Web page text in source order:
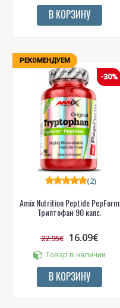
В КОРЗИНУ
РЕКОМЕНДУЕМ
-30%
Amix Nutrition Peptide PepForm
Триптофан 90 капс.
(2)
22.95€ 16.09€
Товар в наличии
В КОРЗИНУ